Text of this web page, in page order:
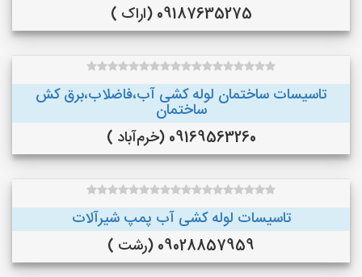
09187635275 (اراک )
تاسیسات ساختمان لوله کشی آب،فاضلاب،برق کش
ساختمان
09169563260 (خرم‌آباد )
تاسیسات لوله کشی آب پمپ شیرآلات
09028857959 (رشت )